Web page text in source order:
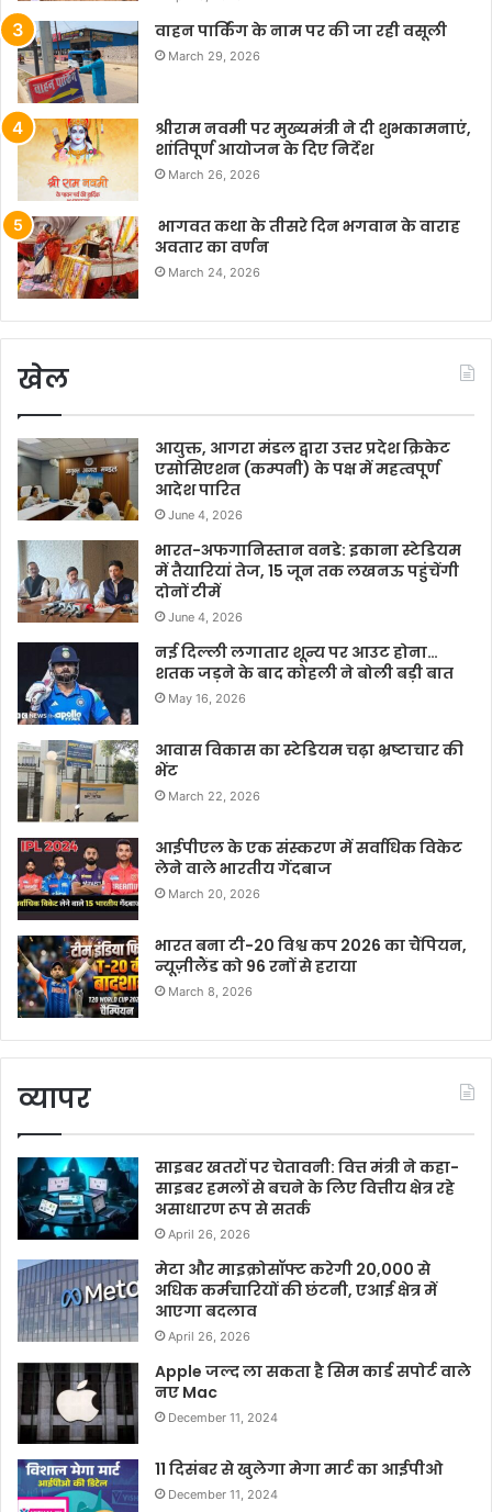
वाहन पार्किंग के नाम पर की जा रही वसूली
March 29, 2026
श्रीराम नवमी पर मुख्यमंत्री ने दी शुभकामनाएं,
शांतिपूर्ण आयोजन के दिए निर्देश
March 26, 2026
भागवत कथा के तीसरे दिन भगवान के वाराह
अवतार का वर्णन
March 24, 2026
खेल
आयुक्त, आगरा मंडल द्वारा उत्तर प्रदेश क्रिकेट
एसोसिएशन (कम्पनी) के पक्ष में महत्वपूर्ण
आदेश पारित
June 4, 2026
भारत-अफगानिस्तान वनडे: इकाना स्टेडियम
में तैयारियां तेज, 15 जून तक लखनऊ पहुंचेंगी
दोनों टीमें
June 4, 2026
नई दिल्ली लगातार शून्य पर आउट होना…
शतक जड़ने के बाद कोहली ने बोली बड़ी बात
May 16, 2026
आवास विकास का स्टेडियम चढ़ा भ्रष्टाचार की
भेंट
March 22, 2026
आईपीएल के एक संस्करण में सर्वाधिक विकेट
लेने वाले भारतीय गेंदबाज
March 20, 2026
भारत बना टी-20 विश्व कप 2026 का चैंपियन,
न्यूज़ीलैंड को 96 रनों से हराया
March 8, 2026
व्यापर
साइबर खतरों पर चेतावनी: वित्त मंत्री ने कहा-
साइबर हमलों से बचने के लिए वित्तीय क्षेत्र रहे
असाधारण रूप से सतर्क
April 26, 2026
मेटा और माइक्रोसॉफ्ट करेगी 20,000 से
अधिक कर्मचारियों की छंटनी, एआई क्षेत्र में
आएगा बदलाव
April 26, 2026
Apple जल्द ला सकता है सिम कार्ड सपोर्ट वाले
नए Mac
December 11, 2024
11 दिसंबर से खुलेगा मेगा मार्ट का आईपीओ
December 11, 2024